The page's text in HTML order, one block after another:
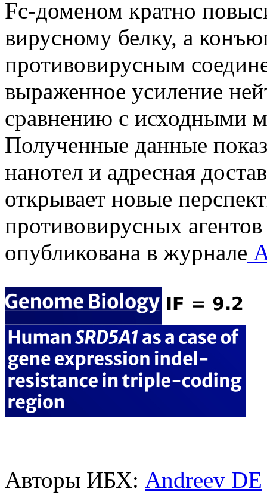
Fc-доменом кратно
вирусному белку, а
противовирусным
выраженное усиление
сравнению с исходными
Полученные данные
нанотел и адресная
открывает новые
противовирусных
опубликована в журнале
Авторы ИБХ: Andreev DE